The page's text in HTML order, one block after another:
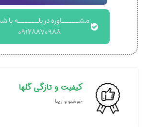
مشـــــاوره در بلــــــه با
09128870988
کیفیت و تازگی گلها
خوشبو و زیبا